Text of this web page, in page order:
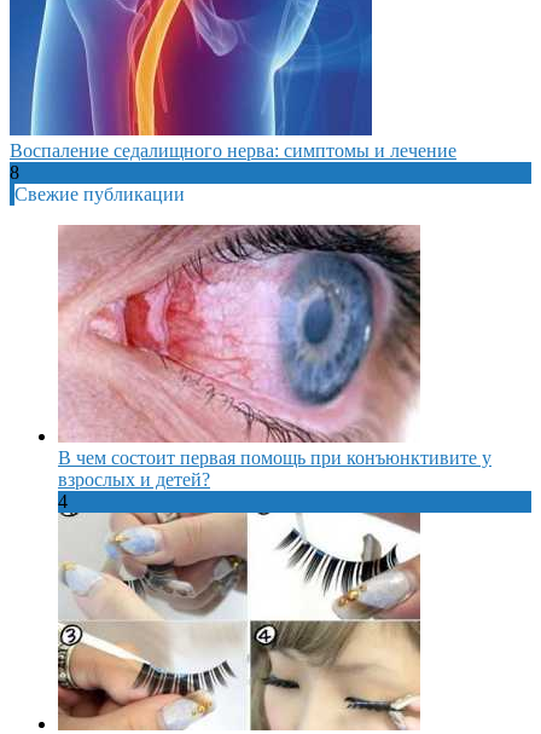
Воспаление седалищного нерва: симптомы и лечение
8
Свежие публикации
В чем состоит первая помощь при конъюнктивите у
взрослых и детей?
4